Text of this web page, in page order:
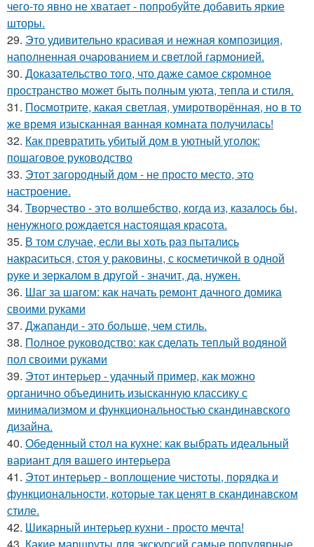
чего-то явно не хватает - попробуйте добавить яркие
шторы.
29. Это удивительно красивая и нежная композиция,
наполненная очарованием и светлой гармонией.
30. Доказательство того, что даже самое скромное
пространство может быть полным уюта, тепла и стиля.
31. Посмотрите, какая светлая, умиротворённая, но в то
же время изысканная ванная комната получилась!
32. Как превратить убитый дом в уютный уголок:
пошаговое руководство
33. Этот загородный дом - не просто место, это
настроение.
34. Творчество - это волшебство, когда из, казалось бы,
ненужного рождается настоящая красота.
35. В том случае, если вы хоть раз пытались
накраситься, стоя у раковины, с косметичкой в одной
руке и зеркалом в другой - значит, да, нужен.
36. Шаг за шагом: как начать ремонт дачного домика
своими руками
37. Джапанди - это больше, чем стиль.
38. Полное руководство: как сделать теплый водяной
пол своими руками
39. Этот интерьер - удачный пример, как можно
органично объединить изысканную классику с
минимализмом и функциональностью скандинавского
дизайна.
40. Обеденный стол на кухне: как выбрать идеальный
вариант для вашего интерьера
41. Этот интерьер - воплощение чистоты, порядка и
функциональности, которые так ценят в скандинавском
стиле.
42. Шикарный интерьер кухни - просто мечта!